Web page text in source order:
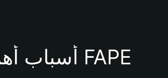
أسباب أهمية استخدام محفظة FAPE